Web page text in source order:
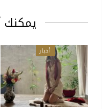
يمكنك
أخبار